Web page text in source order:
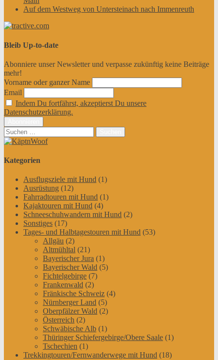
Auf dem Westweg von Untersteinach nach Immenreuth
Bleib Up-to-date
Abonniere unser Newsletter und verpasse zukünftig keine Beiträge
mehr!
Vorname oder ganzer Name
Email
Indem Du fortfährst, akzeptierst Du unsere
Datenschutzerklärung.
Suchen
nach:
Kategorien
Ausflugsziele mit Hund (1)
Ausrüstung (12)
Fahrradtouren mit Hund (1)
Kajaktouren mit Hund (4)
Schneeschuhwandern mit Hund (2)
Sonstiges (17)
Tages- und Halbtagestouren mit Hund (53)
Allgäu (2)
Altmühltal (21)
Bayerischer Jura (1)
Bayerischer Wald (5)
Fichtelgebirge (7)
Frankenwald (2)
Fränkische Schweiz (4)
Nürnberger Land (5)
Oberpfälzer Wald (2)
Österreich (2)
Schwäbische Alb (1)
Thüringer Schiefergebirge/Obere Saale (1)
Tschechien (1)
Trekkingtouren/Fernwanderwege mit Hund (18)